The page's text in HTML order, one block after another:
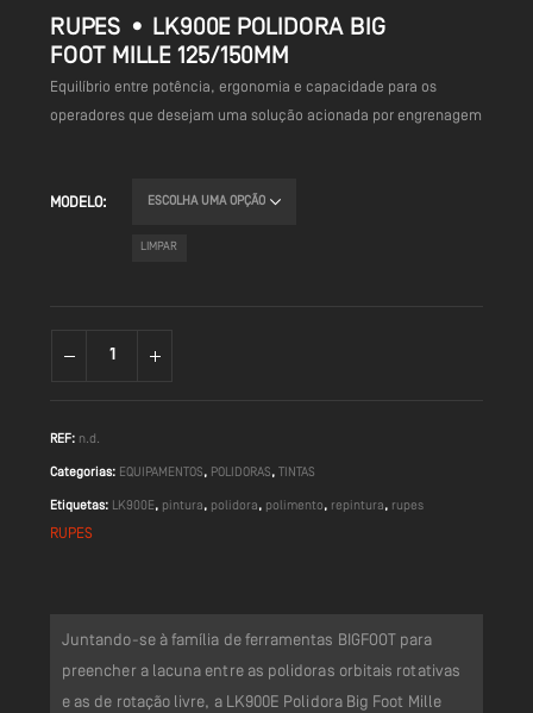
RUPES • LK900E POLIDORA BIG
FOOT MILLE 125/150MM
Equilíbrio entre potência, ergonomia e capacidade para os
operadores que desejam uma solução acionada por engrenagem
MODELO
LIMPAR
REF: n.d.
Categorias: EQUIPAMENTOS , POLIDORAS , TINTAS
Etiquetas: LK900E , pintura , polidora , polimento , repintura , rupes
RUPES
Juntando-se à família de ferramentas BIGFOOT para
preencher a lacuna entre as polidoras orbitais rotativas
e as de rotação livre, a LK900E Polidora Big Foot Mille